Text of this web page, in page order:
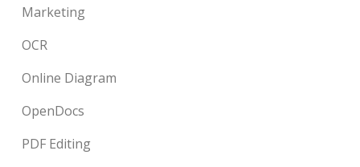
Marketing
OCR
Online Diagram
OpenDocs
PDF Editing